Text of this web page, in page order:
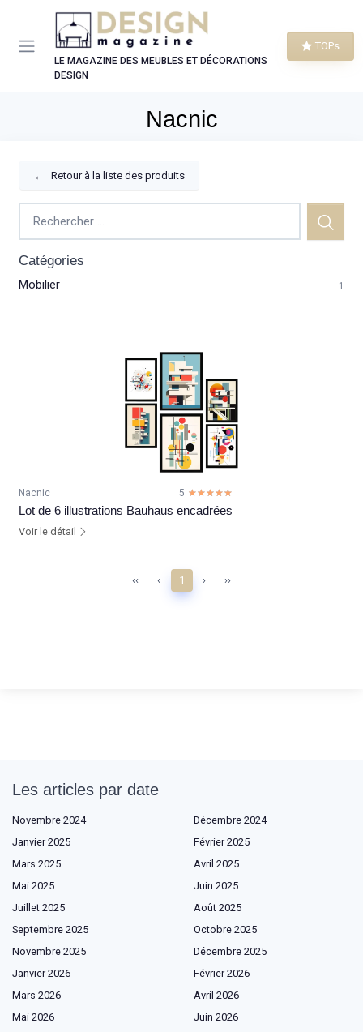
LE MAGAZINE DES MEUBLES ET DÉCORATIONS
DESIGN
TOPs
Nacnic
← Retour à la liste des produits
Catégories
Mobilier 1
Nacnic 5 ☆☆☆☆☆
★★★★★
Lot de 6 illustrations Bauhaus encadrées
Voir le détail
‹‹ ‹ 1 › ››
Les articles par date
Novembre 2024
Décembre 2024
Janvier 2025
Février 2025
Mars 2025
Avril 2025
Mai 2025
Juin 2025
Juillet 2025
Août 2025
Septembre 2025
Octobre 2025
Novembre 2025
Décembre 2025
Janvier 2026
Février 2026
Mars 2026
Avril 2026
Mai 2026
Juin 2026
Panneau de gestion des cookies